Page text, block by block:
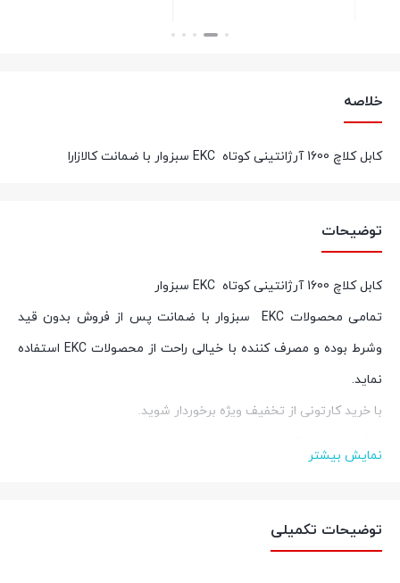
خلاصه
کابل کلاچ 1600 آرژانتینی کوتاه EKC سبزوار با ضمانت کالازارا
توضیحات
کابل کلاچ 1600 آرژانتینی کوتاه EKC سبزوار
تمامی محصولات EKC سبزوار با ضمانت پس از فروش بدون قید
وشرط بوده و مصرف کننده با خیالی راحت از محصولاتEKC استفاده
نماید.
با خرید کارتونی از تخفیف ویژه برخوردار شوید.
نمایش بیشتر
توضیحات تکمیلی